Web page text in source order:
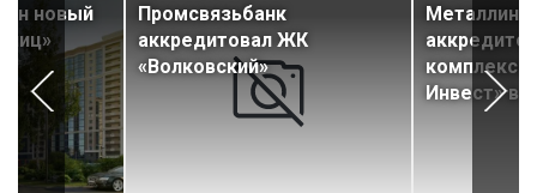
новый
Промсвязьбанк
аккредитовал ЖК
«Волковский»
комплексы
Инвест» в